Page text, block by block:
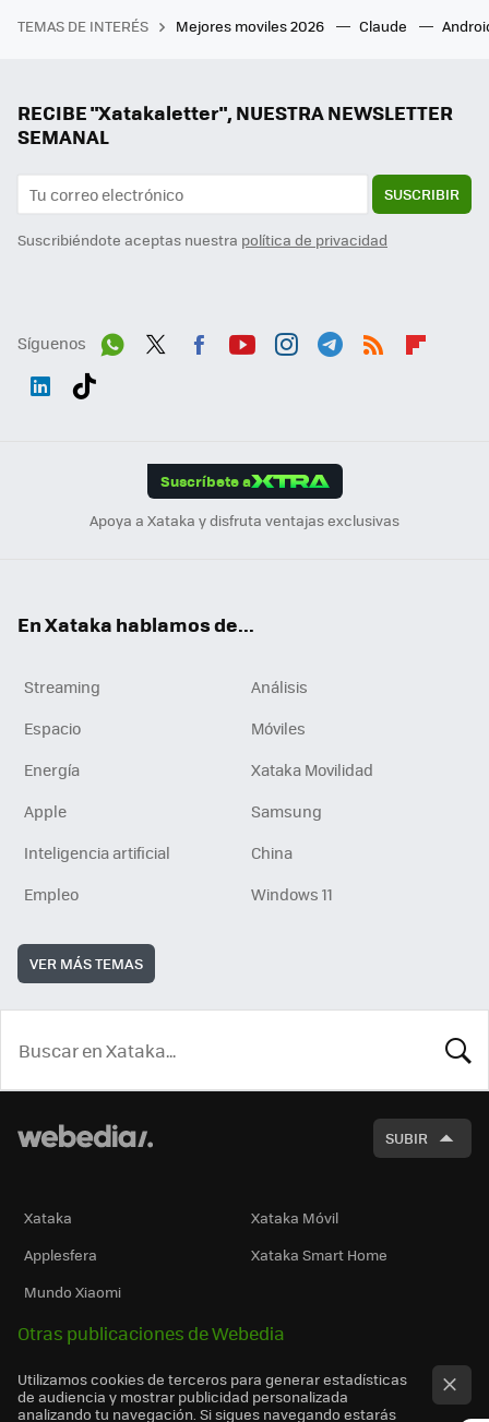
TEMAS DE INTERÉS Mejores moviles 2026 Claude
RECIBE "Xatakaletter", NUESTRA NEWSLETTER
SEMANAL
SUSCRIBIR
Suscribiéndote aceptas nuestra política de privacidad
Síguenos
Suscríbete a
Apoya a Xataka y disfruta ventajas exclusivas
En Xataka hablamos de...
Streaming
Análisis
Espacio
Móviles
Energía
Xataka Movilidad
Apple
Samsung
Inteligencia artificial
China
Empleo
Windows 11
VER MÁS TEMAS
SUBIR
Xataka
Xataka Móvil
Applesfera
Xataka Smart Home
Mundo Xiaomi
Otras publicaciones de Webedia
Utilizamos cookies de terceros para generar estadísticas
de audiencia y mostrar publicidad personalizada
analizando tu navegación. Si sigues navegando estarás